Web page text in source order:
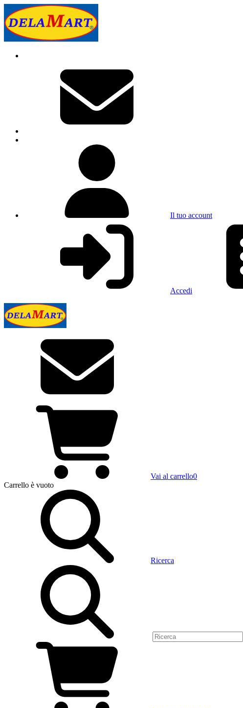
Il tuo account
Accedi
Vai al carrello0
Carrello è vuoto
Ricerca